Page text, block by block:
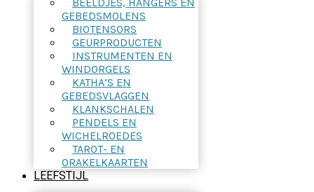
GEBEDSMOLENS
BIOTENSORS
GEURPRODUCTEN
INSTRUMENTEN EN
WINDORGELS
KATHA’S EN
GEBEDSVLAGGEN
KLANKSCHALEN
PENDELS EN
WICHELROEDES
TAROT- EN
ORAKELKAARTEN
LEEFSTIJL